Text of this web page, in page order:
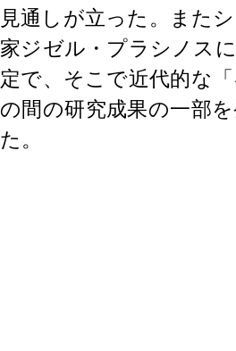
見通しが立った。また
家ジゼル・プラシノス
定で、そこで近代的な
の間の研究成果の一部
た。